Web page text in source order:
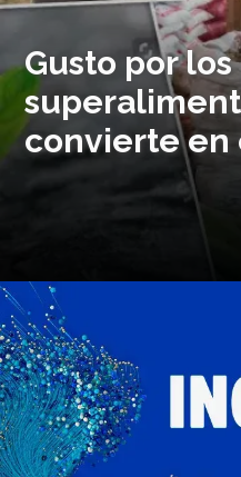
Gusto por los
convierte
Imagen
o
logo